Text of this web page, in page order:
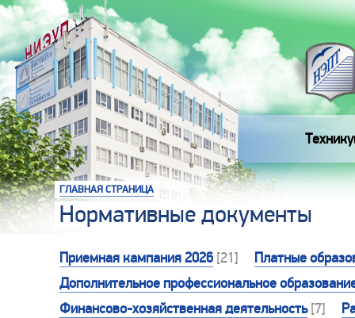
ГЛАВНАЯ СТРАНИЦА
Нормативные документы
Приемная кампания 2026 [21]
Платные
Дополнительное профессиональное
Финансово-хозяйственная деятельность [7]